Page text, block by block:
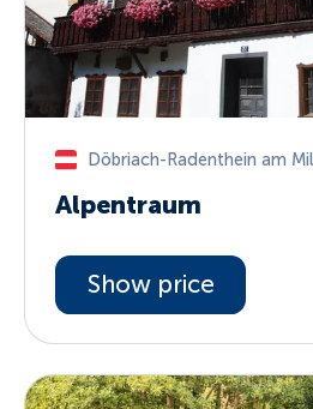
Döbriach-Radenthein am
Alpentraum
Show price